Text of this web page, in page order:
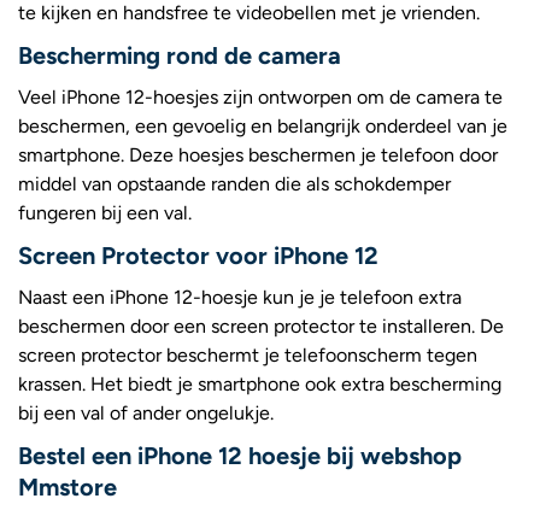
te kijken en handsfree te videobellen met je vrienden.
Bescherming rond de camera
Veel iPhone 12-hoesjes zijn ontworpen om de camera te
beschermen, een gevoelig en belangrijk onderdeel van je
smartphone. Deze hoesjes beschermen je telefoon door
middel van opstaande randen die als schokdemper
fungeren bij een val.
Screen Protector voor iPhone 12
Naast een iPhone 12-hoesje kun je je telefoon extra
beschermen door een screen protector te installeren. De
screen protector beschermt je telefoonscherm tegen
krassen. Het biedt je smartphone ook extra bescherming
bij een val of ander ongelukje.
Bestel een iPhone 12 hoesje bij webshop
Mmstore